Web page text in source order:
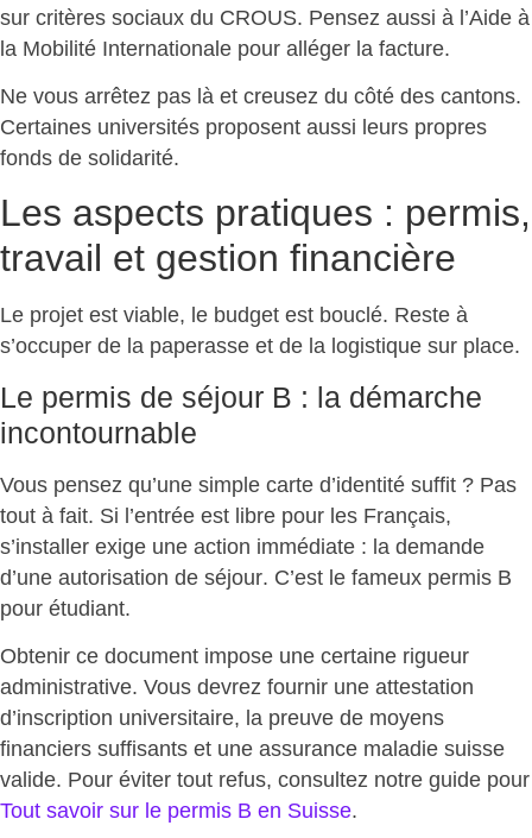
sur critères sociaux du CROUS. Pensez aussi à l’Aide à
la Mobilité Internationale pour alléger la facture.
Ne vous arrêtez pas là et creusez du côté des cantons.
Certaines universités proposent aussi leurs propres
fonds de solidarité.
Les aspects pratiques : permis,
travail et gestion financière
Le projet est viable, le budget est bouclé. Reste à
s’occuper de la paperasse et de la logistique sur place.
Le permis de séjour B : la démarche
incontournable
Vous pensez qu’une simple carte d’identité suffit ? Pas
tout à fait. Si l’entrée est libre pour les Français,
s’installer exige une action immédiate : la demande
d’une autorisation de séjour. C’est le fameux permis B
pour étudiant.
Obtenir ce document impose une certaine rigueur
administrative. Vous devrez fournir une attestation
d’inscription universitaire, la preuve de moyens
financiers suffisants et une assurance maladie suisse
valide. Pour éviter tout refus, consultez notre guide pour
Tout savoir sur le permis B en Suisse.